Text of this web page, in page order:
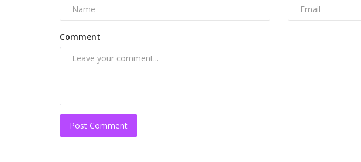
Comment
Post Comment